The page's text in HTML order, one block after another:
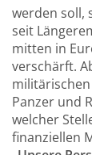
werden soll,
seit
mitten in
verschärft.
Panzer und
welcher
finanziellen